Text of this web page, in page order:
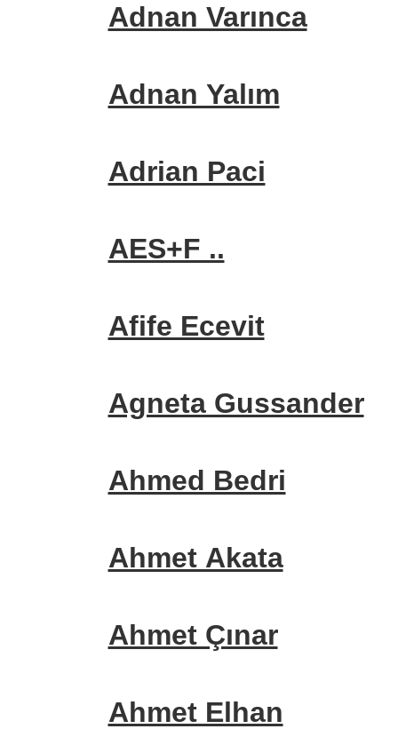
Adnan Varınca
Adnan Yalım
Adrian Paci
AES+F ..
Afife Ecevit
Agneta Gussander
Ahmed Bedri
Ahmet Akata
Ahmet Çınar
Ahmet Elhan